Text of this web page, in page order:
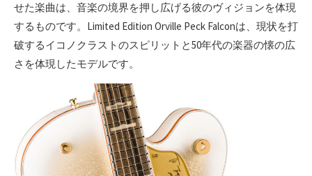
せた楽曲は、音楽の境界を押し広げる彼のヴィジョンを体現
するものです。Limited Edition Orville Peck Falconは、現状を打
破するイコノクラストのスピリットと50年代の楽器の懐の広
さを体現したモデルです。